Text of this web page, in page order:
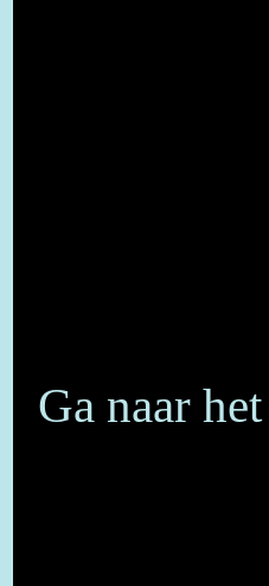
Ga naar